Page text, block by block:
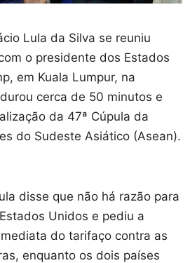
Lula da Silva se reuniu
o presidente dos Estados
em Kuala Lumpur, na
cerca de 50 minutos e
da 47ª Cúpula da
do Sudeste Asiático (Asean).
disse que não há razão para
Unidos e pediu a
do tarifaço contra as
enquanto os dois países